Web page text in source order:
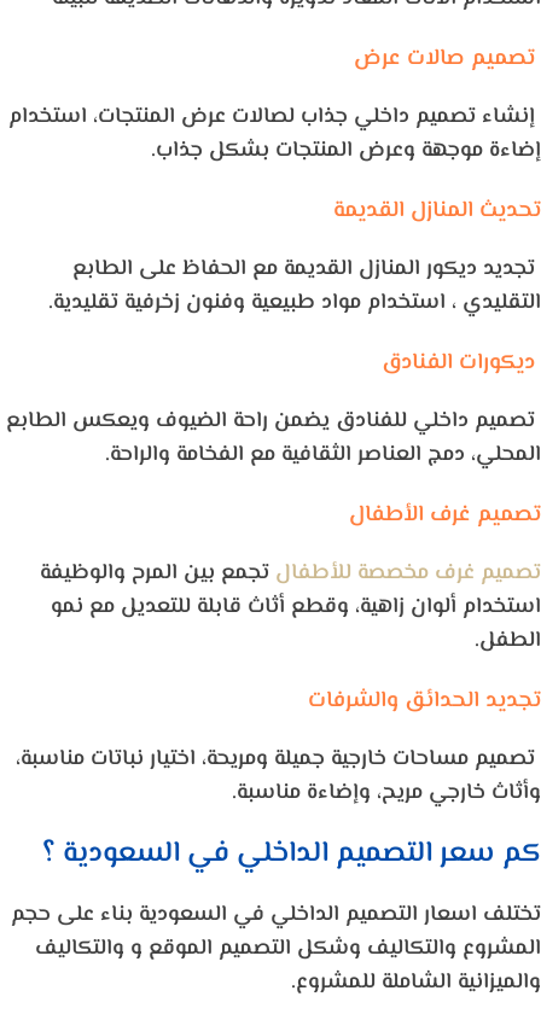
تصميم صالات عرض
إنشاء تصميم داخلي جذاب لصالات عرض المنتجات، استخدام
إضاءة موجهة وعرض المنتجات بشكل جذاب.
تحديث المنازل القديمة
تجديد ديكور المنازل القديمة مع الحفاظ على الطابع
التقليدي ، استخدام مواد طبيعية وفنون زخرفية تقليدية.
ديكورات الفنادق
تصميم داخلي للفنادق يضمن راحة الضيوف ويعكس الطابع
المحلي، دمج العناصر الثقافية مع الفخامة والراحة.
تصميم غرف الأطفال
تصميم غرف مخصصة للأطفال تجمع بين المرح والوظيفة
استخدام ألوان زاهية، وقطع أثاث قابلة للتعديل مع نمو
الطفل.
تجديد الحدائق والشرفات
تصميم مساحات خارجية جميلة ومريحة، اختيار نباتات مناسبة،
وأثاث خارجي مريح، وإضاءة مناسبة.
كم سعر التصميم الداخلي في السعودية ؟
تختلف اسعار التصميم الداخلي في السعودية بناء على حجم
المشروع والتكاليف وشكل التصميم الموقع و والتكاليف
والميزانية الشاملة للمشروع.